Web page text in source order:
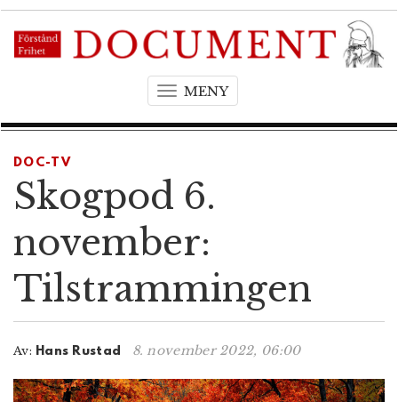
MENYT
g
i
g
t
o
DOC-TV
Skogpod 6.
november:
Tilstrammingen
Av: Hans Rustad 8. november 2022, 06:00